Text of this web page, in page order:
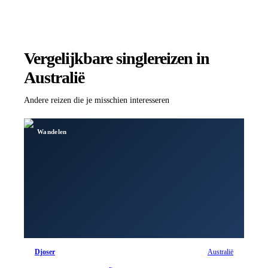
Vergelijkbare singlereizen in
Australië
Andere reizen die je misschien interesseren
Wandelen
Djoser Australië